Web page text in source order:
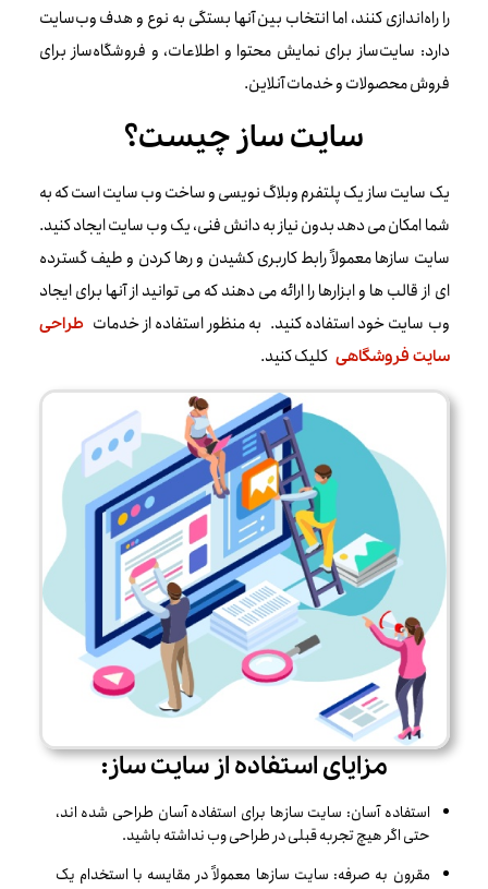
را راه‌اندازی کنند، اما انتخاب بین آنها بستگی به نوع و هدف وب‌سایت
دارد: سایت‌ساز برای نمایش محتوا و اطلاعات، و فروشگاه‌ساز برای
فروش محصولات و خدمات آنلاین.
سایت ساز چیست؟
یک سایت ساز یک پلتفرم وبلاگ نویسی و ساخت وب سایت است که به
شما امکان می دهد بدون نیاز به دانش فنی، یک وب سایت ایجاد کنید.
سایت سازها معمولاً رابط کاربری کشیدن و رها کردن و طیف گسترده
ای از قالب ها و ابزارها را ارائه می دهند که می توانید از آنها برای ایجاد
وب سایت خود استفاده کنید. به منظور استفاده از خدماتطراحی
سایت فروشگاهی کلیک کنید.
مزایای استفاده از سایت ساز:
استفاده آسان: سایت سازها برای استفاده آسان طراحی شده اند،
حتی اگر هیچ تجربه قبلی در طراحی وب نداشته باشید.
مقرون به صرفه: سایت سازها معمولاً در مقایسه با استخدام یک